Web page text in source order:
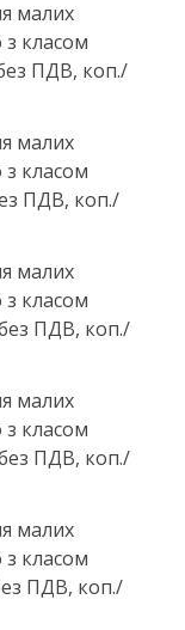
малих
з класом
ПДВ, коп./
малих
з класом
ПДВ, коп./
малих
з класом
ПДВ, коп./
малих
з класом
ПДВ, коп./
малих
з класом
ПДВ, коп./